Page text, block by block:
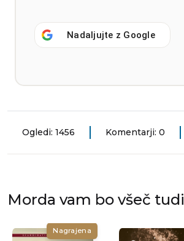
Nadaljujte z Google
Ogledi: 1456 Komentarji: 0
Morda vam bo všeč tudi
Nagrajena